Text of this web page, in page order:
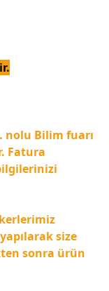
nolu Bilim fuarı
Fatura
size
sonra ürün